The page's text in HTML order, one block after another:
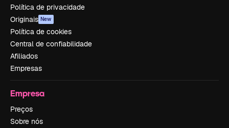
Política de privacidade
Originais New
Política de cookies
Central de confiabilidade
Afiliados
Empresas
Empresa
Preços
Sobre nós